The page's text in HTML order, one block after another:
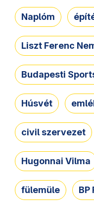
Naplóm
Liszt Ferenc
Budapesti
Húsvét
civil szervezet
Hugonnai Vilma
fülemüle BP